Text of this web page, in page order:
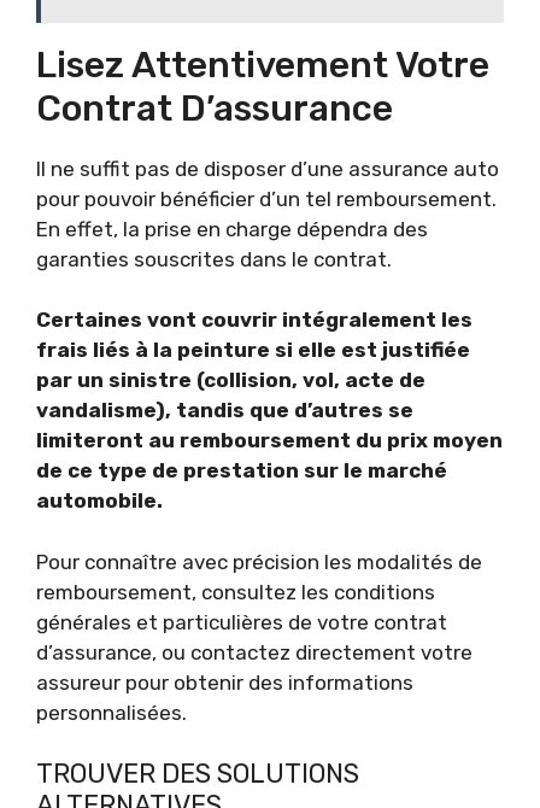
Lisez Attentivement Votre
Contrat D’assurance
Il ne suffit pas de disposer d’une assurance auto
pour pouvoir bénéficier d’un tel remboursement.
En effet, la prise en charge dépendra des
garanties souscrites dans le contrat.
Certaines vont couvrir intégralement les
frais liés à la peinture si elle est justifiée
par un sinistre (collision, vol, acte de
vandalisme), tandis que d’autres se
limiteront au remboursement du prix moyen
de ce type de prestation sur le marché
automobile.
Pour connaître avec précision les modalités de
remboursement, consultez les conditions
générales et particulières de votre contrat
d’assurance, ou contactez directement votre
assureur pour obtenir des informations
personnalisées.
TROUVER DES SOLUTIONS